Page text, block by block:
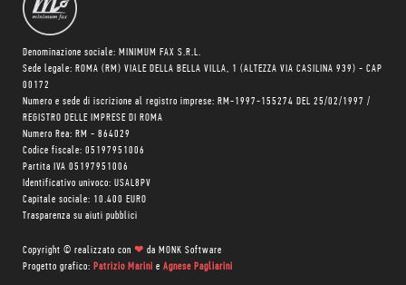
Denominazione sociale: MINIMUM FAX S.R.L.
Sede legale: ROMA (RM) VIALE DELLA BELLA VILLA, 1 (ALTEZZA VIA CASILINA 939) - CAP
00172
Numero e sede di iscrizione al registro imprese: RM-1997-155274 DEL 25/02/1997 /
REGISTRO DELLE IMPRESE DI ROMA
Numero Rea: RM - 864029
Codice fiscale: 05197951006
Partita IVA 05197951006
Identificativo univoco: USAL8PV
Capitale sociale: 10.400 EURO
Trasparenza su aiuti pubblici
Copyright © realizzato con ❤ da MONK Software
Progetto grafico: Patrizio Marini e Agnese Pagliarini